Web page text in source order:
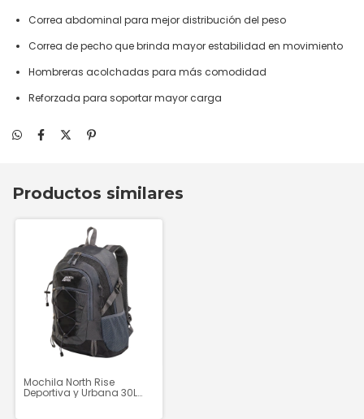
Correa abdominal para mejor distribución del peso
Correa de pecho que brinda mayor estabilidad en movimiento
Hombreras acolchadas para más comodidad
Reforzada para soportar mayor carga
Productos similares
Mochila North Rise
Deportiva y Urbana 30L